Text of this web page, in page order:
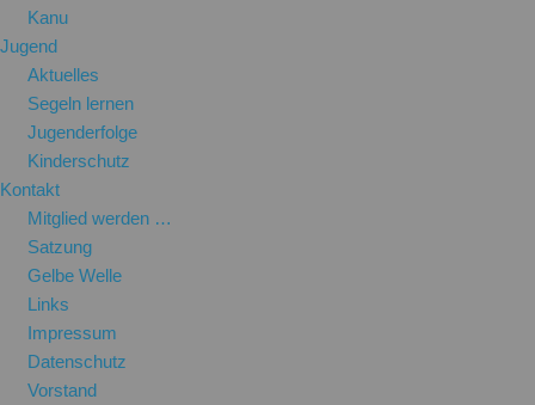
Kanu
Jugend
Aktuelles
Segeln lernen
Jugenderfolge
Kinderschutz
Kontakt
Mitglied werden …
Satzung
Gelbe Welle
Links
Impressum
Datenschutz
Vorstand